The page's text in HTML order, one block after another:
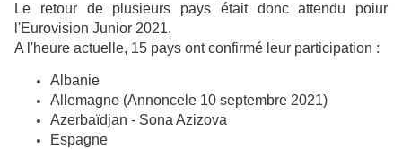
Le retour de plusieurs pays était donc attendu poiur
l'Eurovision Junior 2021.
A l'heure actuelle, 15 pays ont confirmé leur participation :
Albanie
Allemagne (Annoncele 10 septembre 2021)
Azerbaïdjan - Sona Azizova
Espagne